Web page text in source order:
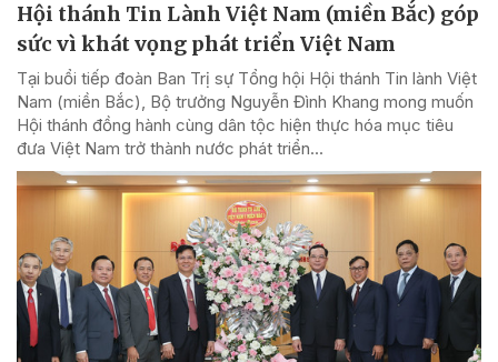
Hội thánh Tin Lành Việt Nam (miền Bắc) góp
sức vì khát vọng phát triển Việt Nam
Tại buổi tiếp đoàn Ban Trị sự Tổng hội Hội thánh Tin lành Việt
Nam (miền Bắc), Bộ trưởng Nguyễn Đình Khang mong muốn
Hội thánh đồng hành cùng dân tộc hiện thực hóa mục tiêu
đưa Việt Nam trở thành nước phát triển...